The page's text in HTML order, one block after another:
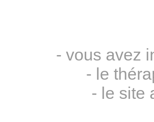
- vous avez
- le
- le site